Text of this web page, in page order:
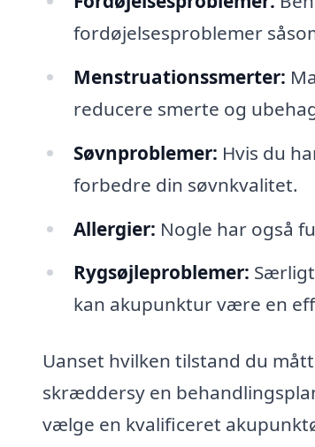
fordøjelsesproblemer
Menstruationssmerter:
reducere smerte og
Søvnproblemer: Hvis du
forbedre din søvnkvalitet.
Allergier: Nogle har også
Rygsøjleproblemer:
kan akupunktur være en
Uanset hvilken tilstand du
skræddersy en
vælge en kvalificeret